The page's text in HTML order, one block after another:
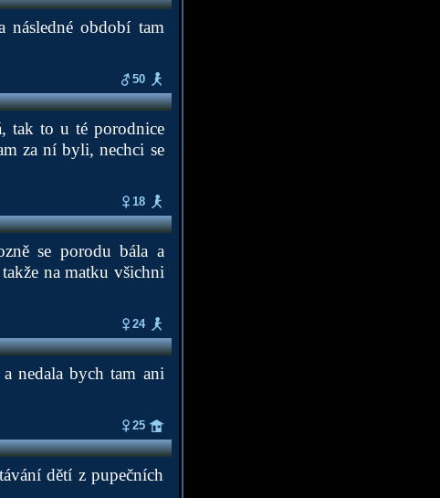
následné období tam
50
tak to u té porodnice
za ní byli, nechci se
18
se porodu bála a
na matku všichni
24
nedala bych tam ani
25
dětí z pupečních